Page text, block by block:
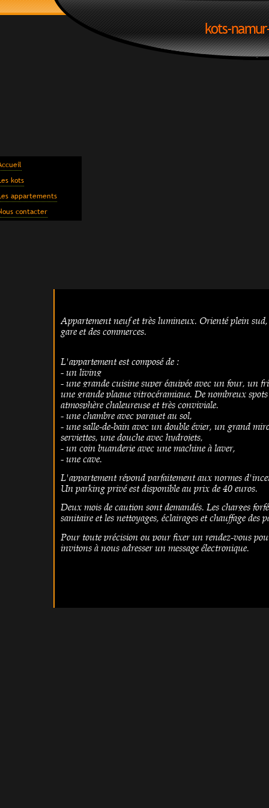
kots-
kots
appartements
contacter
Appartement neuf et très lumineux. Orienté plein
gare et des commerces.
L'appartement est composé de :
- un living
- une grande cuisine super équipée avec un four, un
une grande plaque vitrocéramique. De nombreux
atmosphère chaleureuse et très conviviale.
- une chambre avec parquet au sol,
- une salle-de-bain avec un double évier, un grand
serviettes, une douche avec hydrojets,
- un coin buanderie avec une machine à laver,
- une cave.
L'appartement répond parfaitement aux normes
Un parking privé est disponible au prix de 40 euros.
Deux mois de caution sont demandés. Les charges
sanitaire et les nettoyages, éclairages et chauffage des
Pour toute précision ou pour fixer un rendez-vous
invitons à nous adresser un message électronique.
IdBien=2679483&xgallery=gallery&xpage=1